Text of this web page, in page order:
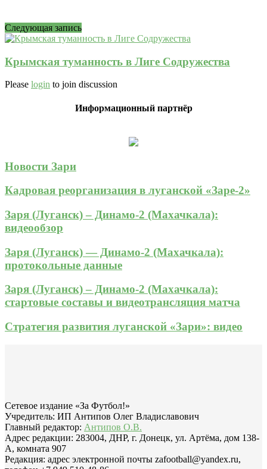
Следующая запись
Крымская туманность в Лиге Содружества
Please login to join discussion
Информационный партнёр
Новости Зари
Кадровая реорганизация в луганской «Заре-2»
Заря (Луганск) – Динамо-2 (Махачкала):
видеообзор
Заря (Луганск) — Динамо-2 (Махачкала):
протокольные данные
Заря (Луганск) – Динамо-2 (Махачкала):
стартовые составы и видеотрансляция матча
Стратегия развития луганской «Зари»: видео
Сетевое издание «За Футбол!»
Учредитель: ИП Антипов Олег Владиславович
Главный редактор: Антипов О.В.
Адрес редакции: 283004, ДНР, г. Донецк, ул. Артёма, дом 138-
А, комната 907
Редакция: адрес электронной почты zafootball@yandex.ru,